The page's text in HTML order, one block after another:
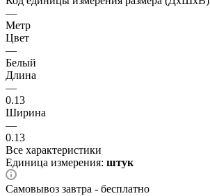
—
Метр
Цвет
—
Белый
Длина
—
0.13
Ширина
—
0.13
Все характеристики
Единица измерения: штук
Самовывоз завтра - бесплатно